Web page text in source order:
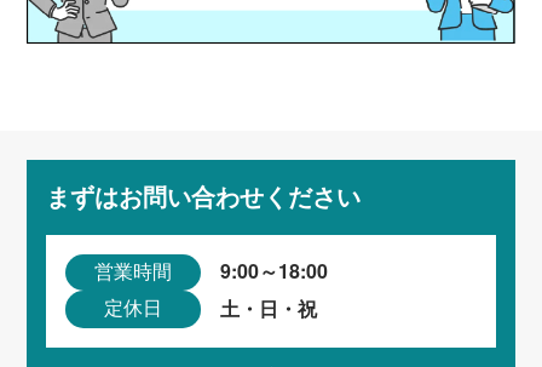
まずはお問い合わせください
営業時間 9:00～18:00
定休日 土・日・祝